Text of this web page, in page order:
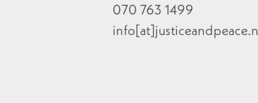
070 763 1499